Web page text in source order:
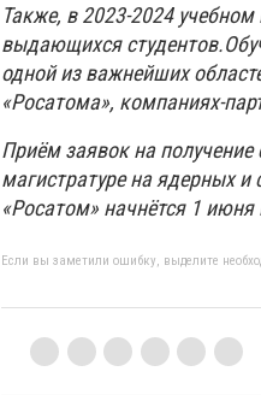
Также, в 2023-2024
выдающихся студентов.
одной из важнейших
«Росатома», компаниях-
Приём заявок на
магистратуре на ядерных и
«Росатом» начнётся 1
Если вы заметили ошибку, выделите